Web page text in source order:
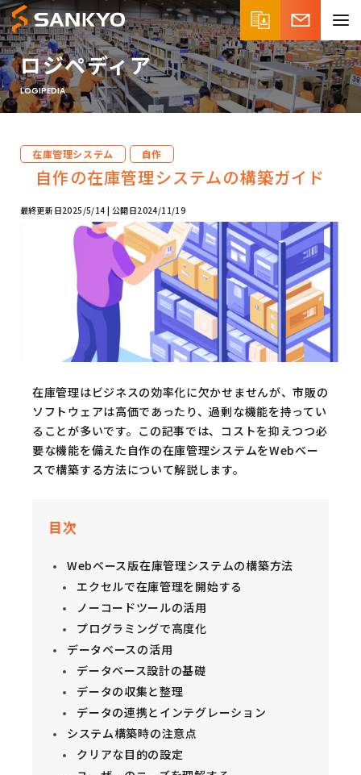
ロジペディア
LOGIPEDIA
在庫管理システム 自作
自作の在庫管理システムの構築ガイド
最終更新日2025/5/14 公開日2024/11/19
在庫管理はビジネスの効率化に欠かせませんが、市販の
ソフトウェアは高価であったり、過剰な機能を持ってい
ることが多いです。この記事では、コストを抑えつつ必
要な機能を備えた自作の在庫管理システムをWebベー
スで構築する方法について解説します。
目次
Webベース版在庫管理システムの構築方法
エクセルで在庫管理を開始する
ノーコードツールの活用
プログラミングで高度化
データベースの活用
データベース設計の基礎
データの収集と整理
データの連携とインテグレーション
システム構築時の注意点
クリアな目的の設定